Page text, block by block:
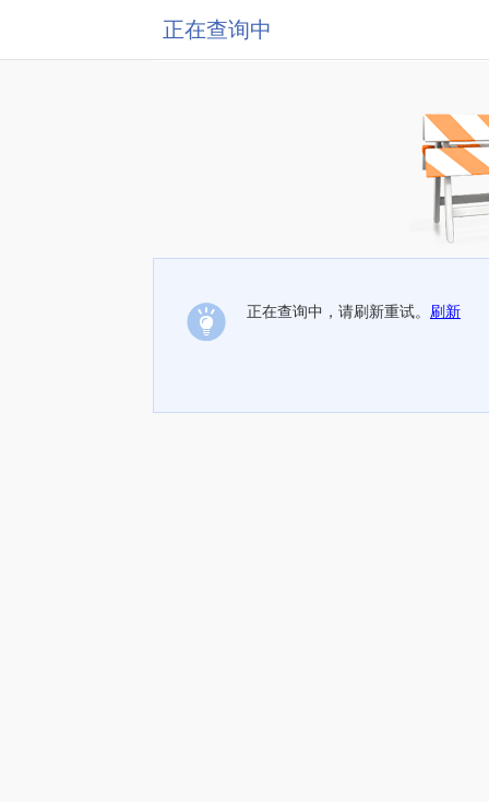
正在查询中
正在查询中，请刷新重试。 刷新